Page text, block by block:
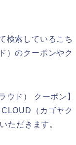
検索しているこち
）のクーポンやク
ウド） クーポン】
（カゴヤク
ただきます。